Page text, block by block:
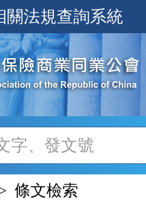
關法規查詢系統
條文檢索